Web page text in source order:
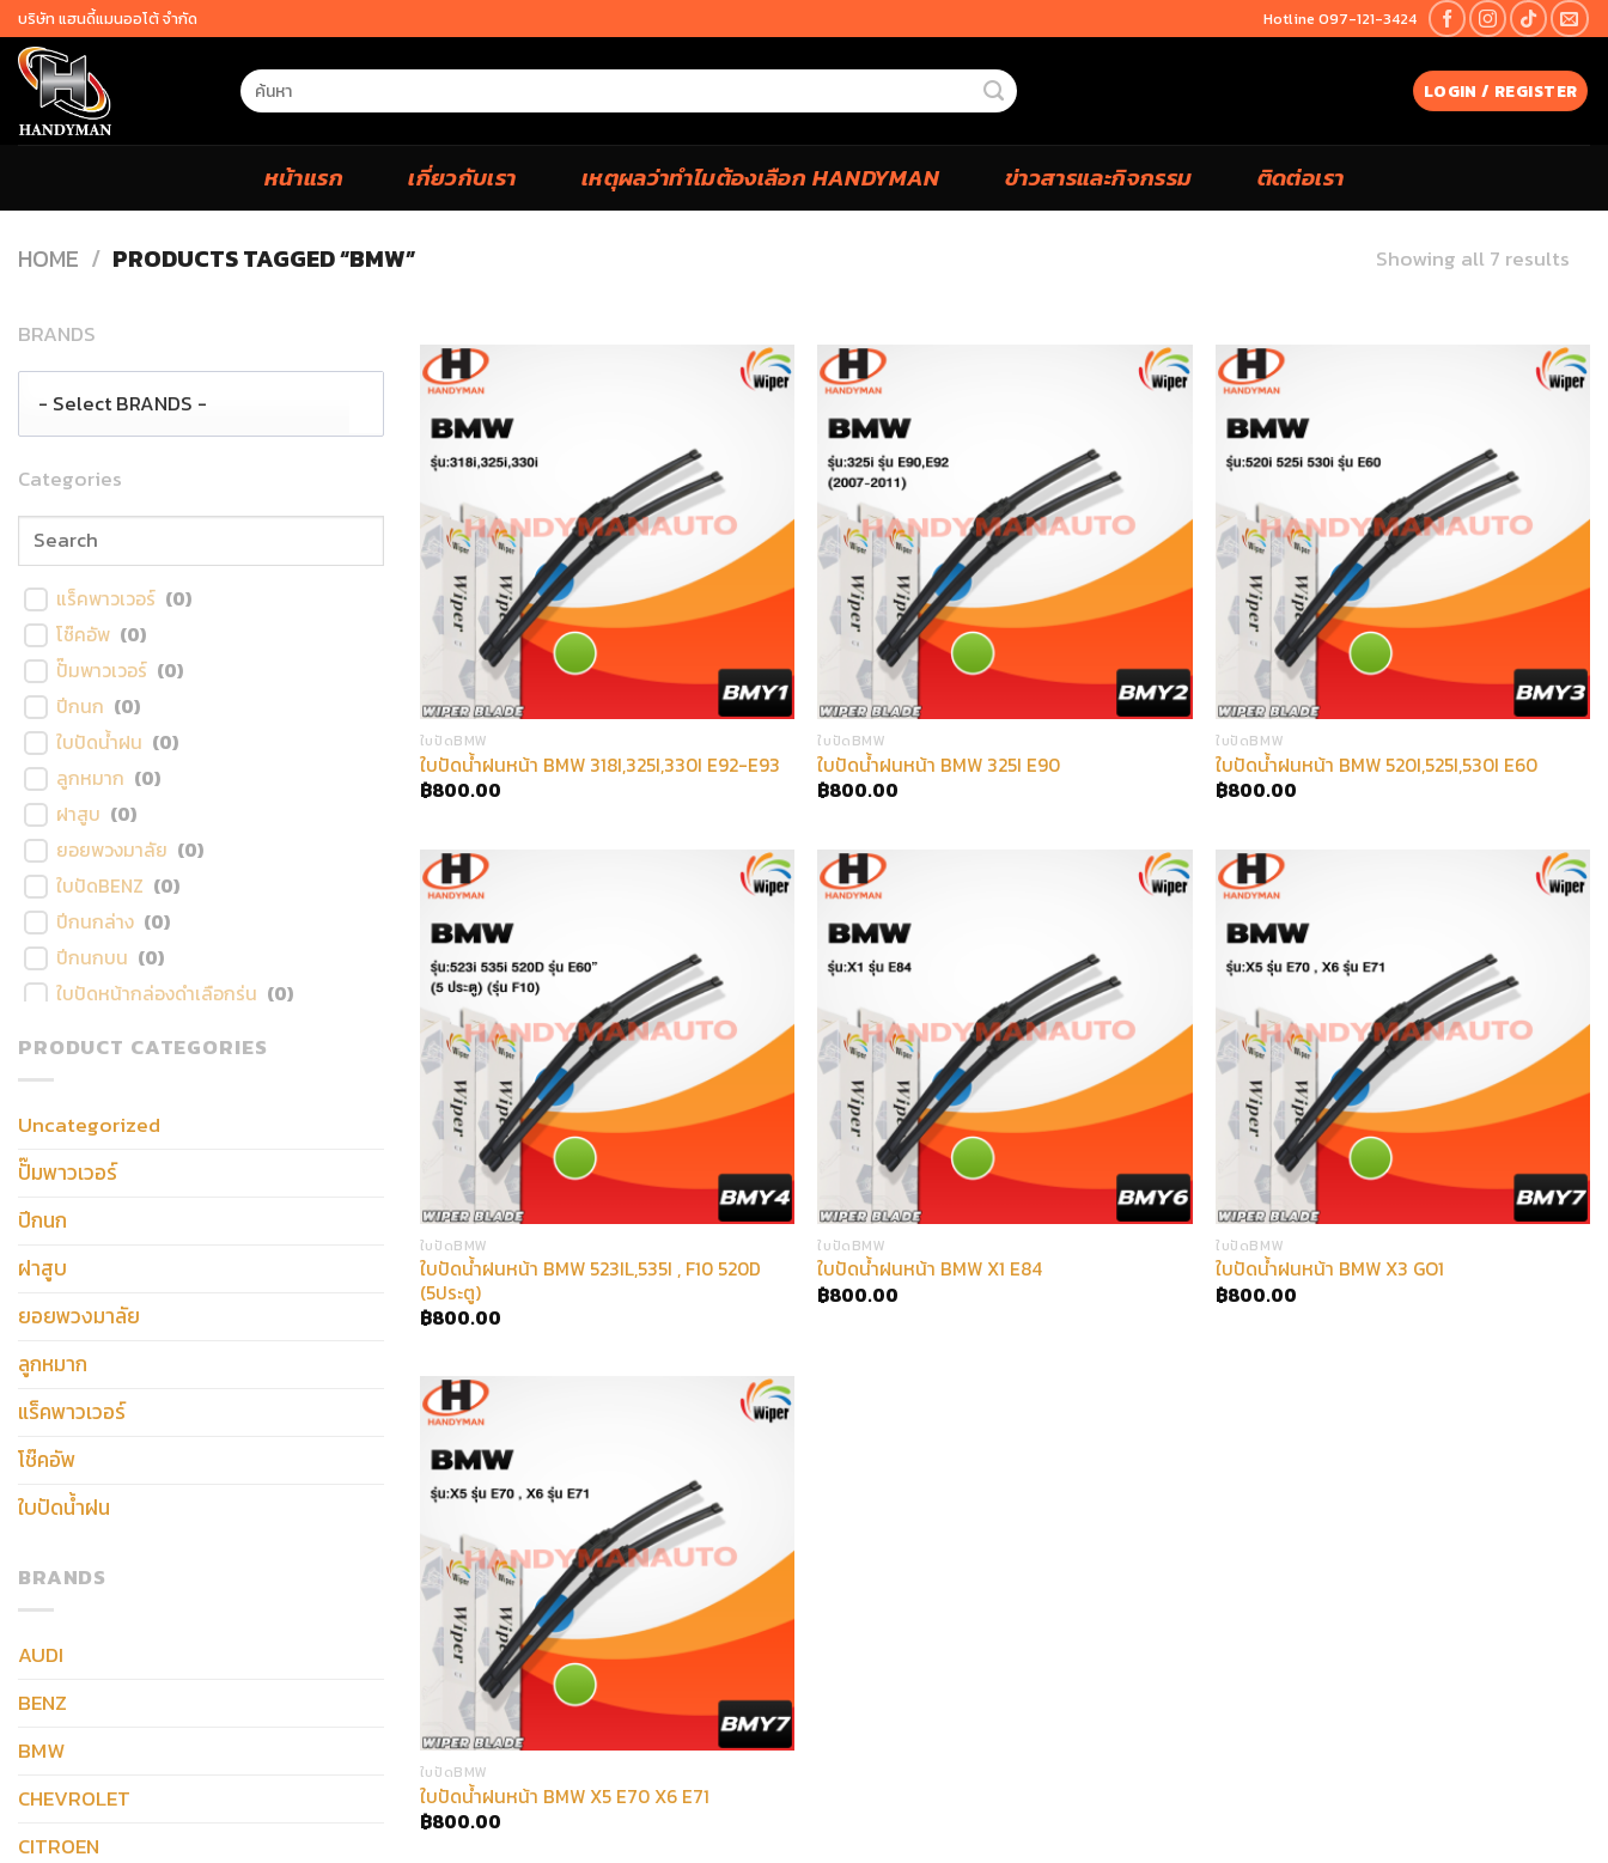
Skip
to
content
บริษัท แฮนดี้แมนออโต้ จำกัด Hotline 097-121-3424
Search
for:
LOGIN / REGISTER
หน้าแรก เกี่ยวกับเรา เหตุผลว่าทำไมต้องเลือก HANDYMAN ข่าวสารและกิจกรรม ติดต่อเรา
HOME / PRODUCTS TAGGED “BMW” Showing all 7 results
BRANDS
- Select BRANDS -
Categories
แร็คพาวเวอร์ (0)
โช๊คอัพ (0)
ปั๊มพาวเวอร์ (0)
ปีกนก (0)
ใบปัดน้ำฝน (0)
ลูกหมาก (0)
ฝาสูบ (0)
ยอยพวงมาลัย (0)
ใบปัดBENZ (0)
ปีกนกล่าง (0)
ปีกนกบน (0)
ใบปัดหน้ากล่องดำเลือกรุ่น (0)
ลูกหมากปีกนกEEP
ใบปัดหัวล็อคญี่ปุ่น
ใบปัดยุโรป
ลูกหมากแร็คEEP
ลูกหมากคันชักนอกEEP
PRODUCT CATEGORIES
Uncategorized
ปั๊มพาวเวอร์
ปีกนก
ฝาสูบ
ยอยพวงมาลัย
ลูกหมาก
แร็คพาวเวอร์
โช๊คอัพ
ใบปัดน้ำฝน
BRANDS
AUDI
BENZ
BMW
CHEVROLET
CITROEN
ใบปัดBMW
ใบปัดน้ำฝนหน้า BMW 318I,325I,330I E92-E93
฿800.00
ใบปัดBMW
ใบปัดน้ำฝนหน้า BMW 325I E90
฿800.00
ใบปัดBMW
ใบปัดน้ำฝนหน้า BMW 520I,525I,530I E60
฿800.00
ใบปัดBMW
ใบปัดน้ำฝนหน้า BMW 523IL,535I , F10 520D
(5ประตู)
฿800.00
ใบปัดBMW
ใบปัดน้ำฝนหน้า BMW X1 E84
฿800.00
ใบปัดBMW
ใบปัดน้ำฝนหน้า BMW X3 GO1
฿800.00
ใบปัดBMW
ใบปัดน้ำฝนหน้า BMW X5 E70 X6 E71
฿800.00